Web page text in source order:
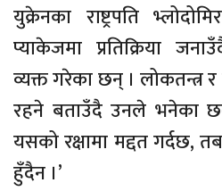
युक्रेनका राष्ट्रपति
प्याकेजमा प्रतिक्रिया
व्यक्त गरेका छन् । लोकतन्त्र
रहने बताउँदै उनले भनेका
यसको रक्षामा मद्दत गर्दछ,
हुँदैन ।’